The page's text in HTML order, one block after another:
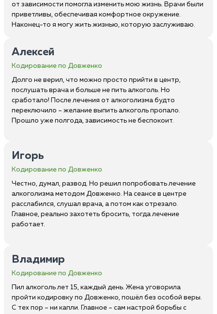
от зависимости помогла изменить мою жизнь. Врачи были
приветливы, обеспечивая комфортное окружение.
Наконец-то я могу жить жизнью, которую заслуживаю.
Алексей
Кодирование по Довженко
Долго не верил, что можно просто прийти в центр,
послушать врача и больше не пить алкоголь. Но
сработало! После лечения от алкоголизма будто
переключило – желание выпить алкоголь пропало.
Прошло уже полгода, зависимость не беспокоит.
Игорь
Кодирование по Довженко
Честно, думал, развод. Но решил попробовать лечение
алкоголизма методом Довженко. На сеансе в центре
расслабился, слушал врача, а потом как отрезало.
Главное, реально захотеть бросить, тогда лечение
работает.
Владимир
Кодирование по Довженко
Пил алкоголь лет 15, каждый день. Жена уговорила
пройти кодировку по Довженко, пошёл без особой веры.
С тех пор – ни капли. Главное – сам настрой борьбы с